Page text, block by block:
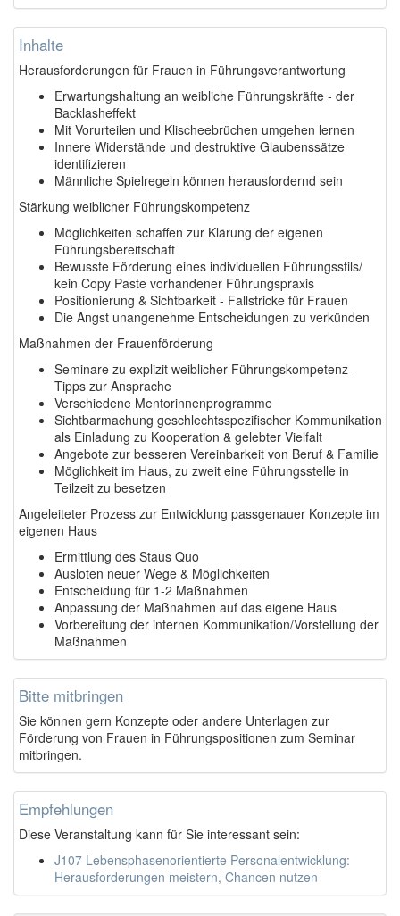
Inhalte
Herausforderungen für Frauen in Führungsverantwortung
Erwartungshaltung an weibliche Führungskräfte - der
Backlasheffekt
Mit Vorurteilen und Klischeebrüchen umgehen lernen
Innere Widerstände und destruktive Glaubenssätze
identifizieren
Männliche Spielregeln können herausfordernd sein
Stärkung weiblicher Führungskompetenz
Möglichkeiten schaffen zur Klärung der eigenen
Führungsbereitschaft
Bewusste Förderung eines individuellen Führungsstils/
kein Copy Paste vorhandener Führungspraxis
Positionierung & Sichtbarkeit - Fallstricke für Frauen
Die Angst unangenehme Entscheidungen zu verkünden
Maßnahmen der Frauenförderung
Seminare zu explizit weiblicher Führungskompetenz -
Tipps zur Ansprache
Verschiedene Mentorinnenprogramme
Sichtbarmachung geschlechtsspezifischer Kommunikation
als Einladung zu Kooperation & gelebter Vielfalt
Angebote zur besseren Vereinbarkeit von Beruf & Familie
Möglichkeit im Haus, zu zweit eine Führungsstelle in
Teilzeit zu besetzen
Angeleiteter Prozess zur Entwicklung passgenauer Konzepte im
eigenen Haus
Ermittlung des Staus Quo
Ausloten neuer Wege & Möglichkeiten
Entscheidung für 1-2 Maßnahmen
Anpassung der Maßnahmen auf das eigene Haus
Vorbereitung der internen Kommunikation/Vorstellung der
Maßnahmen
Bitte mitbringen
Sie können gern Konzepte oder andere Unterlagen zur
Förderung von Frauen in Führungspositionen zum Seminar
mitbringen.
Empfehlungen
Diese Veranstaltung kann für Sie interessant sein:
J107 Lebensphasenorientierte Personalentwicklung:
Herausforderungen meistern, Chancen nutzen